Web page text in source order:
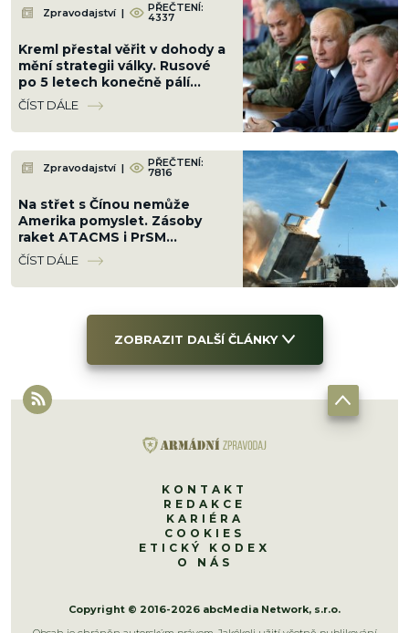
Zpravodajství | PŘEČTENÍ:
4337
Kreml přestal věřit v dohody a
mění strategii války. Rusové
po 5 letech konečně pálí
mosty, které měli spálit dávno
ČÍST DÁLE
Zpravodajství | PŘEČTENÍ:
7816
Na střet s Čínou nemůže
Amerika pomyslet. Zásoby
raket ATACMS i PrSM
vystřílela za 5 měsíců války s
Íránem
ČÍST DÁLE
ZOBRAZIT DALŠÍ ČLÁNKY
KONTAKT
REDAKCE
KARIÉRA
COOKIES
ETICKÝ KODEX
O NÁS
Copyright © 2016-2026 abcMedia Network, s.r.o.